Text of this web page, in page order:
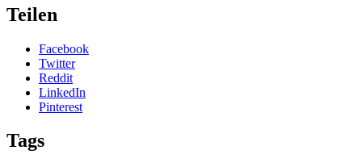
Teilen
Facebook
Twitter
Reddit
LinkedIn
Pinterest
Tags